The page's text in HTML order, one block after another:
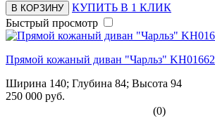
В КОРЗИНУ
КУПИТЬ В 1 КЛИК
Быстрый просмотр
Прямой кожаный диван "Чарльз" KH01662
Ширина 140; Глубина 84; Высота 94
250 000 руб.
(0)